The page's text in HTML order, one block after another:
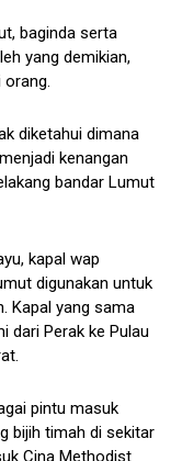
baginda serta
yang demikian,
orang.
diketahui dimana
kenangan
bandar Lumut
kapal wap
digunakan untuk
Kapal yang sama
dari Perak ke Pulau
pintu masuk
bijih timah di sekitar
Cina Methodist